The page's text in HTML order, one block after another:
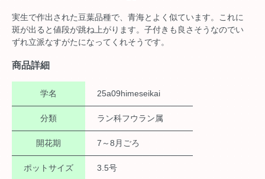
実生で作出された豆葉品種で、青海とよく似ています。これに
斑が出ると値段が跳ね上がります。子付きも良さそうなのでい
ずれ立派なすがたになってくれそうです。
商品詳細
学名 25a09himeseikai
分類 ラン科フウラン属
開花期 7～8月ごろ
ポットサイズ 3.5号